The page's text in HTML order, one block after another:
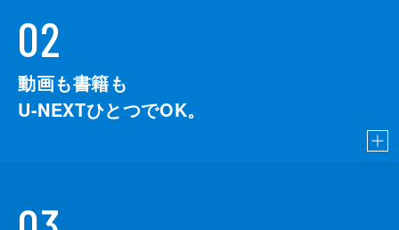
02
動画も書籍も
U-NEXTひとつでOK。